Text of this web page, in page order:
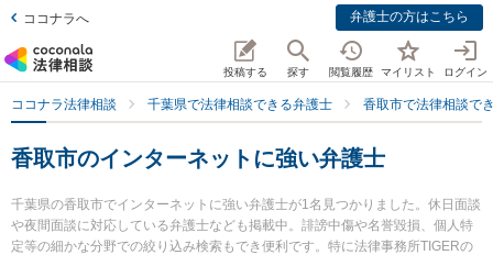
ココナラへ 弁護士の方はこちら
投稿する 探す 閲覧履歴 マイリスト ログイン
ココナラ法律相談 千葉県で法律相談できる弁護士 香取市で法律相談で
香取市のインターネットに強い弁護士
千葉県の香取市でインターネットに強い弁護士が1名見つかりました。休日面談
や夜間面談に対応している弁護士なども掲載中。誹謗中傷や名誉毀損、個人特
定等の細かな分野での絞り込み検索もでき便利です。特に法律事務所TIGERの